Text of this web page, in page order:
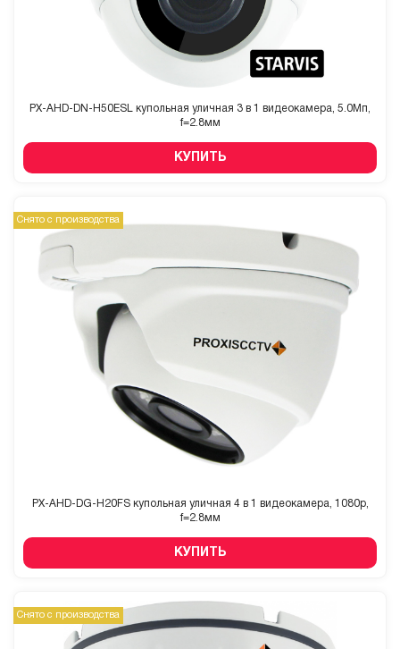
PX-AHD-DN-H50ESL купольная уличная 3 в 1 видеокамера, 5.0Мп,
f=2.8мм
КУПИТЬ
Снято с производства
PX-AHD-DG-H20FS купольная уличная 4 в 1 видеокамера, 1080p,
f=2.8мм
КУПИТЬ
Снято с производства